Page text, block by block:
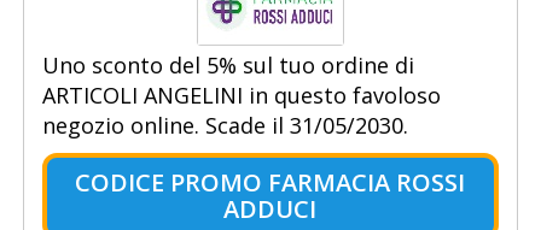
Uno sconto del 5% sul tuo ordine di
ARTICOLI ANGELINI in questo favoloso
negozio online. Scade il 31/05/2030.
CODICE PROMO FARMACIA ROSSI
ADDUCI